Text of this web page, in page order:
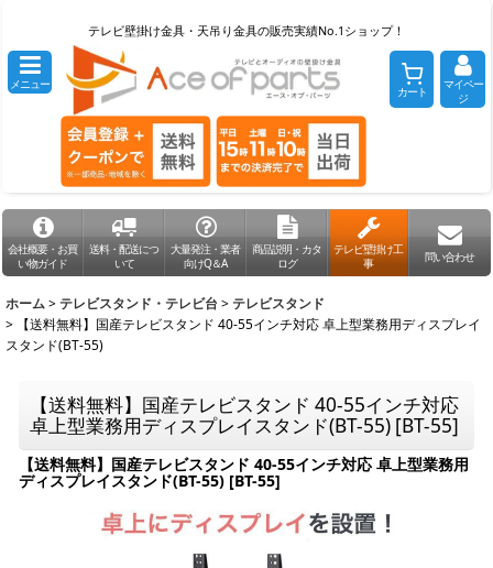
テレビ壁掛け金具・天吊り金具の販売実績No.1ショップ！
メニュー カート
マイペー
ジ
会社概要・お買
い物ガイド
送料・配送につ
いて
大量発注・業者
向けQ＆A
商品説明・カタ
ログ
テレビ壁掛け工
事
問い合わせ
ホーム >テレビスタンド・テレビ台 >テレビスタンド
>
【送料無料】国産テレビスタンド 40-55インチ対応 卓上型業務用ディスプレイ
スタンド(BT-55)
【送料無料】国産テレビスタンド 40-55インチ対応
卓上型業務用ディスプレイスタンド(BT-55) [BT-55]
【送料無料】国産テレビスタンド 40-55インチ対応 卓上型業務用
ディスプレイスタンド(BT-55) [BT-55]